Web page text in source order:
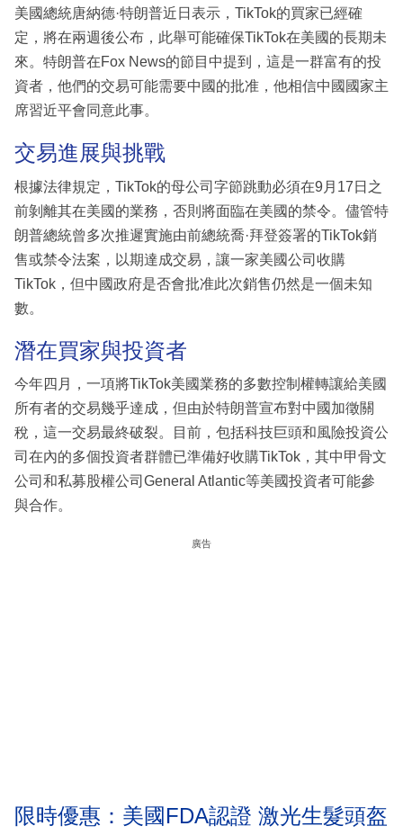
區
美國總統唐納德·特朗普近日表示，TikTok的買家已經確
定，將在兩週後公布，此舉可能確保TikTok在美國的長期未
來。特朗普在Fox News的節目中提到，這是一群富有的投
資者，他們的交易可能需要中國的批准，他相信中國國家主
席習近平會同意此事。
交易進展與挑戰
根據法律規定，TikTok的母公司字節跳動必須在9月17日之
前剝離其在美國的業務，否則將面臨在美國的禁令。儘管特
朗普總統曾多次推遲實施由前總統喬·拜登簽署的TikTok銷
售或禁令法案，以期達成交易，讓一家美國公司收購
TikTok，但中國政府是否會批准此次銷售仍然是一個未知
數。
潛在買家與投資者
今年四月，一項將TikTok美國業務的多數控制權轉讓給美國
所有者的交易幾乎達成，但由於特朗普宣布對中國加徵關
稅，這一交易最終破裂。目前，包括科技巨頭和風險投資公
司在內的多個投資者群體已準備好收購TikTok，其中甲骨文
公司和私募股權公司General Atlantic等美國投資者可能參
與合作。
廣告
限時優惠：美國FDA認證 激光生髮頭盔